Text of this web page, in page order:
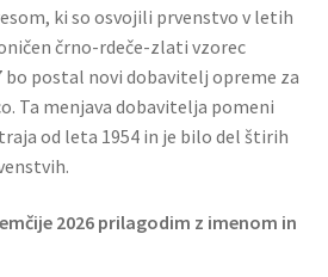
ki so osvojili prvenstvo v letih
črno-rdeče-zlati vzorec
bo postal novi dobavitelj opreme za
Ta menjava dobavitelja pomeni
od leta 1954 in je bilo del štirih
2026 prilagodim z imenom in